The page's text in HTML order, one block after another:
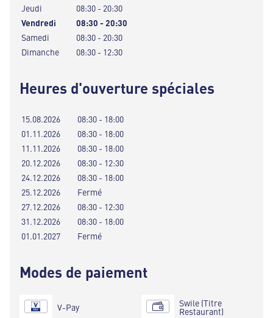
Jeudi
08:30 - 20:30
Vendredi
08:30 - 20:30
Samedi
08:30 - 20:30
Dimanche
08:30 - 12:30
Heures d'ouverture spéciales
15.08.2026
08:30 - 18:00
01.11.2026
08:30 - 18:00
11.11.2026
08:30 - 18:00
20.12.2026
08:30 - 12:30
24.12.2026
08:30 - 18:00
25.12.2026
Fermé
27.12.2026
08:30 - 12:30
31.12.2026
08:30 - 18:00
01.01.2027
Fermé
Modes de paiement
V-Pay Swile (Titre
Restaurant)